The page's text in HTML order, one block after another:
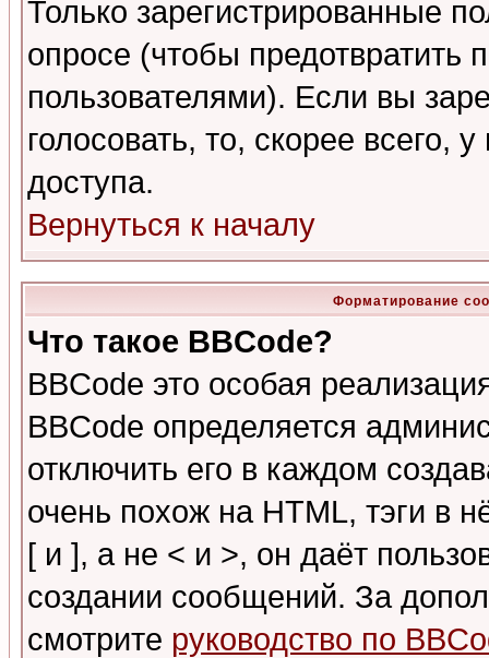
Только зарегистрированные
опросе (чтобы предотвратить
пользователями). Если вы
голосовать, то, скорее всего,
доступа.
Вернуться к началу
Форматирование
Что такое BBCode?
BBCode это особая
BBCode определяется
отключить его в каждом
очень похож на HTML, тэги в
[ и ], а не < и >, он даёт
создании сообщений. За
смотрите руководство по